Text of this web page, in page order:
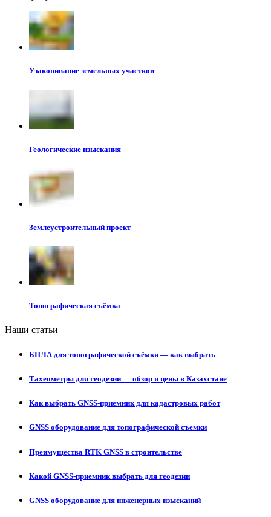
Узаконивание земельных участков
Геологические изыскания
Землеустроительный проект
Топографическая съёмка
Наши статьи
БПЛА для топографической съёмки — как выбрать
Тахеометры для геодезии — обзор и цены в Казахстане
Как выбрать GNSS-приемник для кадастровых работ
GNSS оборудование для топографической съемки
Преимущества RTK GNSS в строительстве
Какой GNSS-приемник выбрать для геодезии
GNSS оборудование для инженерных изысканий